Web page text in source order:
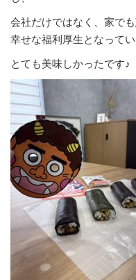
会社だけではなく、家で
幸せな福利厚生となってい
とても美味しかったです♪